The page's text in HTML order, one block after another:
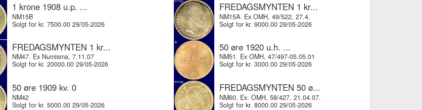
1 krone 1908 u.p. ...
NM15B
Solgt for kr. 7500.00 29/05-2026
FREDAGSMYNTEN 1 kr...
NM15A. Ex OMH, 49/522, 27.4.
Solgt for kr. 9000.00 29/05-2026
FREDAGSMYNTEN 1 kr...
NM47. Ex Numisma, 7.11.07
Solgt for kr. 20000.00 29/05-2026
50 øre 1920 u.h. ...
NM51. Ex OMH, 47/497-05.05.01
Solgt for kr. 3000.00 29/05-2026
50 øre 1909 kv. 0
NM42
Solgt for kr. 5000.00 29/05-2026
FREDAGSMYNTEN 50 ø...
NM60. Ex. OMH, 58/427, 21.04.07.
Solgt for kr. 8000.00 29/05-2026